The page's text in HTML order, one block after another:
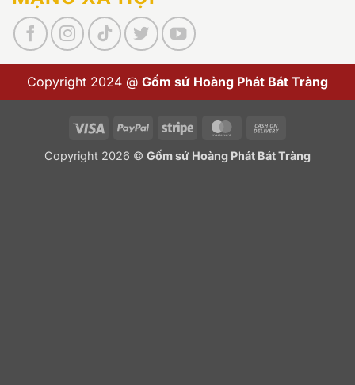
Copyright 2024 @ Gốm sứ Hoàng Phát Bát Tràng
Visa PayPal Stripe MasterCard
Delivery
Copyright 2026 © Gốm sứ Hoàng Phát Bát Tràng